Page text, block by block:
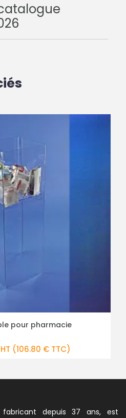
DE DÉTAILS
pour pharmacie
(106.80 € TTC)
DE DÉTAILS
plexi massif
(5.58 € TTC)
fabricant depuis 37 ans, est